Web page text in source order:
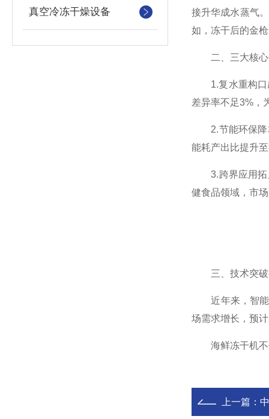
真空冷冻干燥设备
接升华成水蒸气
如，冻干后的金
二、三大核心
1.复水重构口感
差异率不足3%，
2.节能环保降本
能耗产出比提升
3.跨界应用拓展
健食品领域，市
三、技术突破
近年来，智能
场需求增长，预
海鲜冻干机不仅
上一篇：